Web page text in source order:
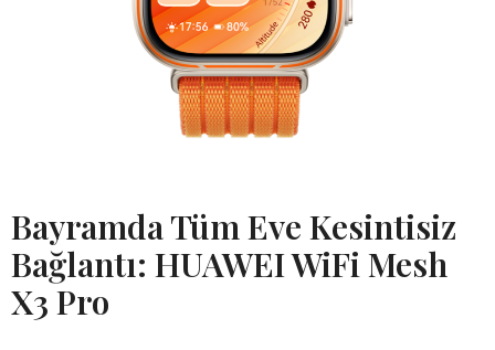
Bayramda Tüm Eve Kesintisiz
Bağlantı: HUAWEI WiFi Mesh
X3 Pro